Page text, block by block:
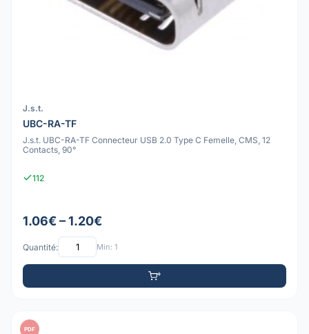
J.s.t.
UBC-RA-TF
J.s.t. UBC-RA-TF Connecteur USB 2.0 Type C Femelle, CMS, 12
Contacts, 90°
112
1.06€ – 1.20€
Quantité: Min: 1
PDF